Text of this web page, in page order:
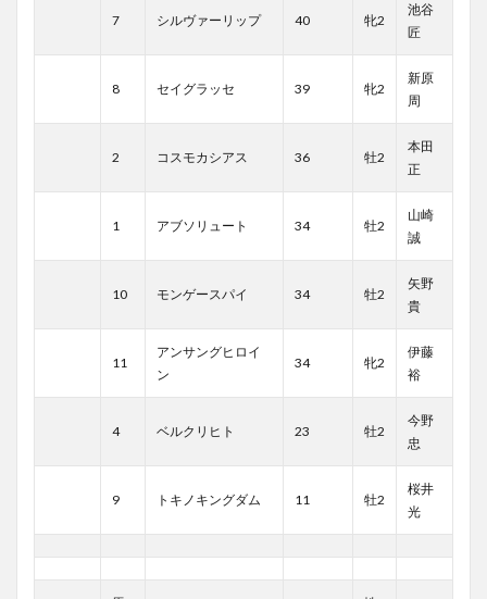
7 シルヴァーリップ 40 牝2
池谷
匠
8 セイグラッセ 39 牝2
新原
周
2 コスモカシアス 36 牡2
本田
正
1 アブソリュート 34 牡2
山崎
誠
10 モンゲースパイ 34 牡2
矢野
貴
11
アンサングヒロイ
ン
34 牝2
伊藤
裕
4 ベルクリヒト 23 牡2
今野
忠
9 トキノキングダム 11 牡2
桜井
光